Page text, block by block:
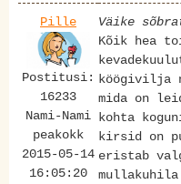
Pille
Postitusi:
16233
Nami-Nami
peakokk
2015-05-14
16:05:20
Väike
Kõik hea
köögivilja
mida on
kohta
kirsid on
eristab